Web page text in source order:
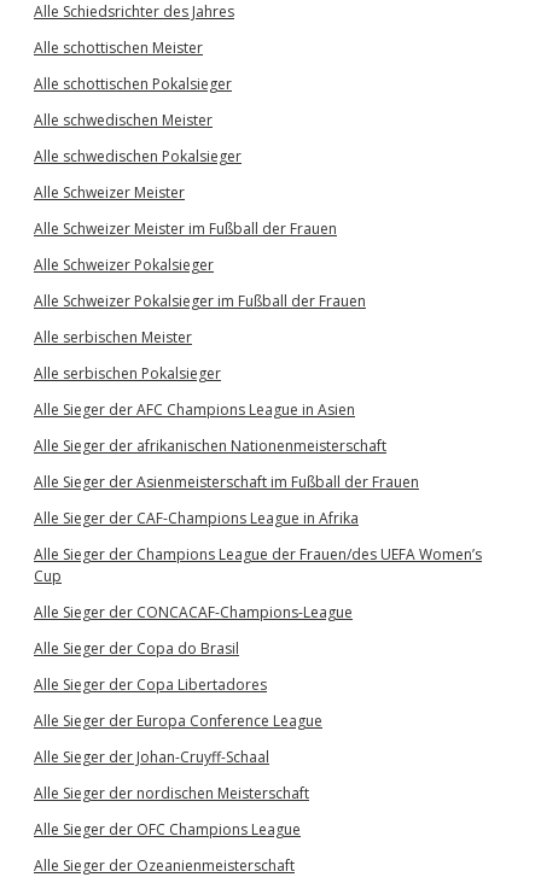
Alle Schiedsrichter des Jahres
Alle schottischen Meister
Alle schottischen Pokalsieger
Alle schwedischen Meister
Alle schwedischen Pokalsieger
Alle Schweizer Meister
Alle Schweizer Meister im Fußball der Frauen
Alle Schweizer Pokalsieger
Alle Schweizer Pokalsieger im Fußball der Frauen
Alle serbischen Meister
Alle serbischen Pokalsieger
Alle Sieger der AFC Champions League in Asien
Alle Sieger der afrikanischen Nationenmeisterschaft
Alle Sieger der Asienmeisterschaft im Fußball der Frauen
Alle Sieger der CAF-Champions League in Afrika
Alle Sieger der Champions League der Frauen/des UEFA Women’s
Cup
Alle Sieger der CONCACAF-Champions-League
Alle Sieger der Copa do Brasil
Alle Sieger der Copa Libertadores
Alle Sieger der Europa Conference League
Alle Sieger der Johan-Cruyff-Schaal
Alle Sieger der nordischen Meisterschaft
Alle Sieger der OFC Champions League
Alle Sieger der Ozeanienmeisterschaft